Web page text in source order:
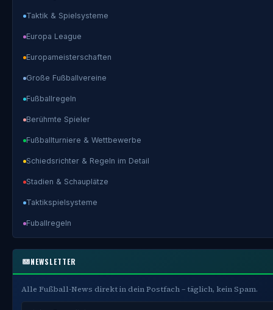
Taktik & Spielsysteme
Europa League
Europameisterschaften
Große Fußballvereine
Fußballregeln
Berühmte Spieler
Fußballturniere & Wettbewerbe
Schiedsrichter & Regeln im Detail
Stadien & Schauplätze
Taktikspielsysteme
Fuballregeln
NEWSLETTER
Alle Fußball-News direkt in dein Postfach – täglich, kein Spam.